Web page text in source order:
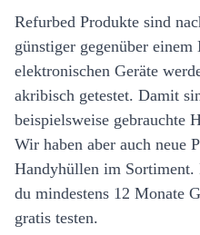
Refurbed Produkte sind
günstiger gegenüber
elektronischen Geräte
akribisch getestet. Damit
beispielsweise gebrauchte
Wir haben aber auch neue
Handyhüllen im Sortiment.
du mindestens 12 Monate
gratis testen.